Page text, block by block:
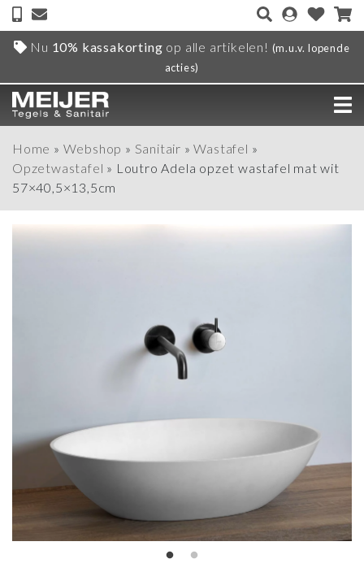
Nu 10% kassakorting op alle artikelen! (m.u.v. lopende
acties)
Home » Webshop » Sanitair »Wastafel »
Opzetwastafel » Loutro Adela opzet wastafel mat wit
57×40,5×13,5cm